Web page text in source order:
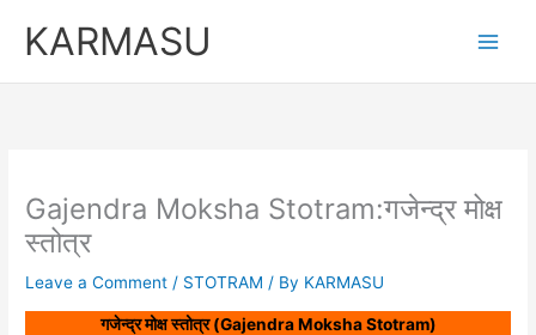
KARMASU
Gajendra Moksha Stotram:गजेन्द्र मोक्ष
स्तोत्र
Leave a Comment / STOTRAM / By KARMASU
गजेन्द्र मोक्ष स्तोत्र (Gajendra Moksha Stotram)